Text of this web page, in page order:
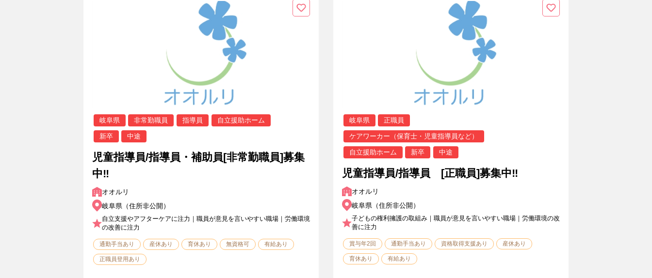
岐阜県 非常勤職員 指導員 自立援助ホーム
新卒 中途
児童指導員/指導員・補助員[非常勤職員]募集
中‼
オオルリ
岐阜県（住所非公開）
自立支援やアフターケアに注力｜職員が意見を言いやすい職場｜労働環境
の改善に注力
通勤手当あり 産休あり 育休あり 無資格可 有給あり
正職員登用あり
岐阜県 正職員
ケアワーカー（保育士・児童指導員など）
自立援助ホーム 新卒 中途
児童指導員/指導員 [正職員]募集中‼
オオルリ
岐阜県（住所非公開）
子どもの権利擁護の取組み｜職員が意見を言いやすい職場｜労働環境の改
善に注力
賞与年2回 通勤手当あり 資格取得支援あり 産休あり
育休あり 有給あり